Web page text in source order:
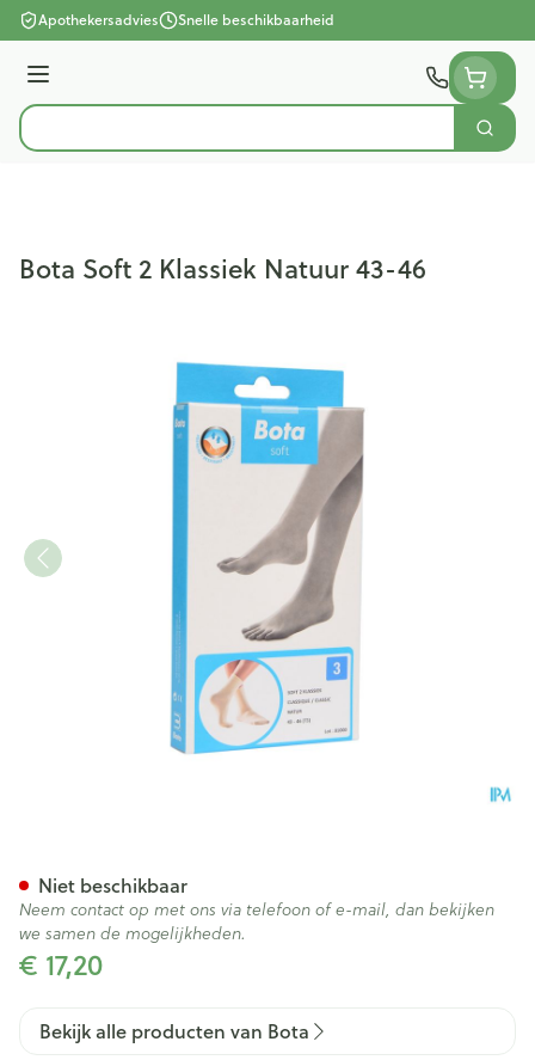
Ga naar de inhoud
Apothekersadvies Snelle beschikbaarheid
Menu
Product, merk, categorie... Zoek
Bota Soft 2 Klassiek Natuur 43-46
€ 17,20
Niet beschikbaar
Neem contact op met ons via telefoon of e-mail, dan bekijken
we samen de mogelijkheden.
Bekijk alle producten van Bota